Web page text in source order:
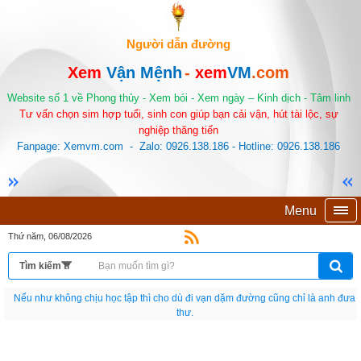
Người dẫn đường
Xem Vận Mệnh- xemVM.com
Website số 1 về Phong thủy - Xem bói - Xem ngày – Kinh dịch - Tâm linh
Tư vấn chọn sim hợp tuổi, sinh con giúp bạn cải vận, hút tài lộc, sự
nghiệp thăng tiến
Fanpage: Xemvm.com - Zalo: 0926.138.186 - Hotline: 0926.138.186
Menu
Thứ năm, 06/08/2026
Nếu như không chịu học tập thì cho dù đi vạn dặm đường cũng chỉ là anh đưa
thư.